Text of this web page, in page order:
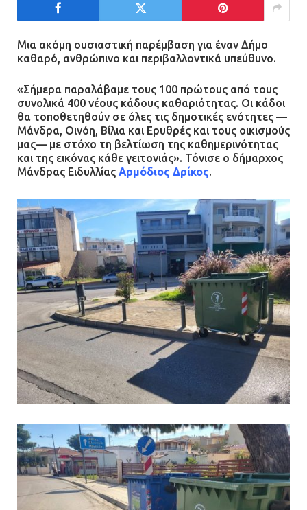
Μια ακόμη ουσιαστική παρέμβαση για έναν Δήμο
καθαρό, ανθρώπινο και περιβαλλοντικά υπεύθυνο.
«Σήμερα παραλάβαμε τους 100 πρώτους από τους
συνολικά 400 νέους κάδους καθαριότητας. Οι κάδοι
θα τοποθετηθούν σε όλες τις δημοτικές ενότητες —
Μάνδρα, Οινόη, Βίλια και Ερυθρές και τους οικισμούς
μας— με στόχο τη βελτίωση της καθημερινότητας
και της εικόνας κάθε γειτονιάς». Τόνισε ο δήμαρχος
Μάνδρας Ειδυλλίας Αρμόδιος Δρίκος.